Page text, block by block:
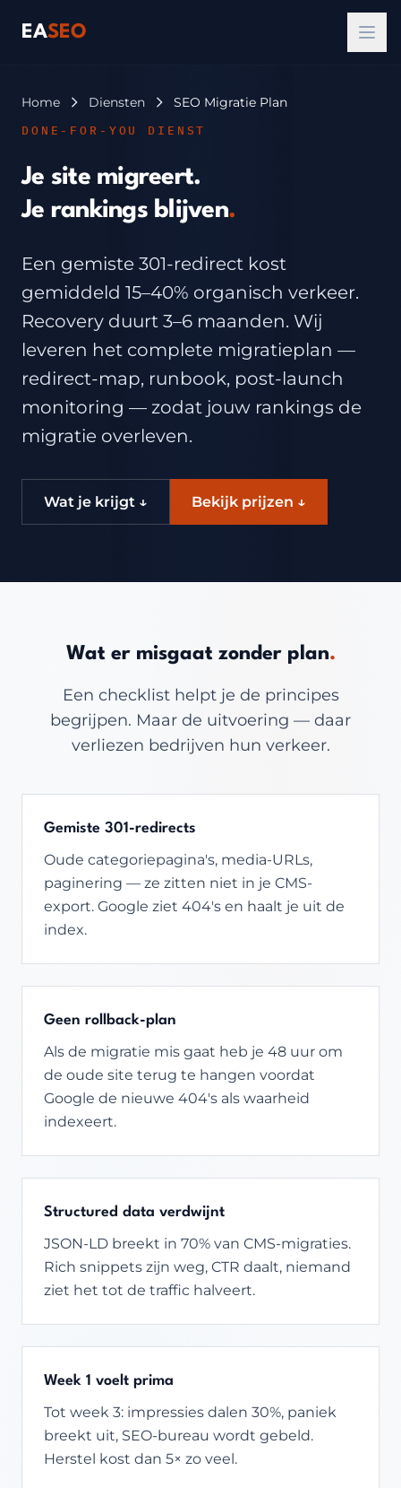
EASEO
Home Diensten SEO Migratie Plan
DONE-FOR-YOU DIENST
Je site migreert.
Je rankings blijven.
Een gemiste 301-redirect kost
gemiddeld 15–40% organisch verkeer.
Recovery duurt 3–6 maanden. Wij
leveren het complete migratieplan —
redirect-map, runbook, post-launch
monitoring — zodat jouw rankings de
migratie overleven.
Wat je krijgt ↓ Bekijk prijzen ↓
Wat er misgaat zonder plan.
Een checklist helpt je de principes
begrijpen. Maar de uitvoering — daar
verliezen bedrijven hun verkeer.
Gemiste 301-redirects
Oude categoriepagina's, media-URLs,
paginering — ze zitten niet in je CMS-
export. Google ziet 404's en haalt je uit de
index.
Geen rollback-plan
Als de migratie mis gaat heb je 48 uur om
de oude site terug te hangen voordat
Google de nieuwe 404's als waarheid
indexeert.
Structured data verdwijnt
JSON-LD breekt in 70% van CMS-migraties.
Rich snippets zijn weg, CTR daalt, niemand
ziet het tot de traffic halveert.
Week 1 voelt prima
Tot week 3: impressies dalen 30%, paniek
breekt uit, SEO-bureau wordt gebeld.
Herstel kost dan 5× zo veel.